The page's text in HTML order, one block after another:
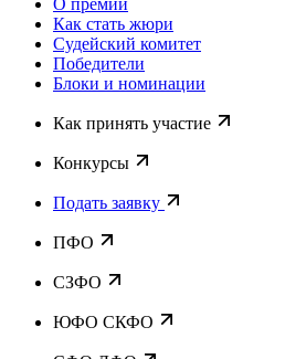
О премии
Как стать жюри
Судейский комитет
Победители
Блоки и номинации
Как принять участие
Конкурсы
Подать заявку
ПФО
СЗФО
ЮФО СКФО